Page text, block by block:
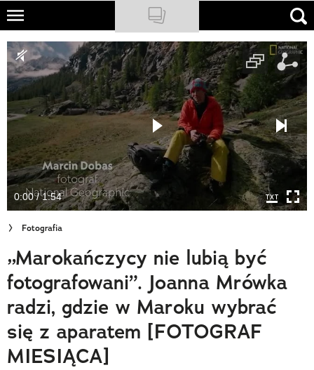
Skip
main
content
NATIONAL GEOGRAPHIC
TRAVELER
PODCASTY
Sklep
Newsletter
Cuda Polski
Wielki Konkurs Fotograficzny
Trendbook Podróżniczy
Polecane
0:00 / 1:54
Fotografia
„Marokańczycy nie lubią być
fotografowani”. Joanna Mrówka
radzi, gdzie w Maroku wybrać
się z aparatem [FOTOGRAF
MIESIĄCA]